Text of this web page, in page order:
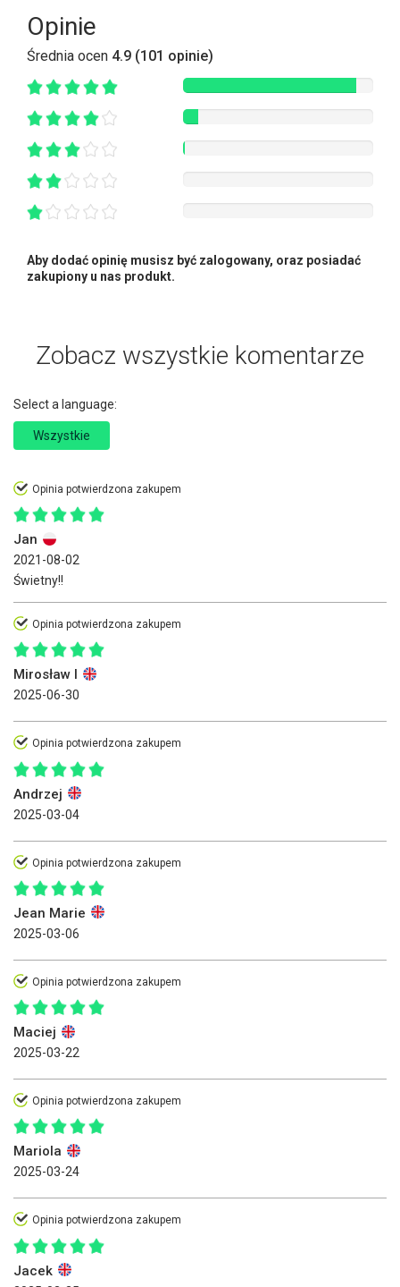
Opinie
Średnia ocen 4.9 (101 opinie)
Aby dodać opinię musisz być zalogowany, oraz posiadać
zakupiony u nas produkt.
Zobacz wszystkie komentarze
Select a language:
Wszystkie
Opinia potwierdzona zakupem
Jan
2021-08-02
Świetny!!
Opinia potwierdzona zakupem
Mirosław I
2025-06-30
Opinia potwierdzona zakupem
Andrzej
2025-03-04
Opinia potwierdzona zakupem
Jean Marie
2025-03-06
Opinia potwierdzona zakupem
Maciej
2025-03-22
Opinia potwierdzona zakupem
Mariola
2025-03-24
Opinia potwierdzona zakupem
Jacek